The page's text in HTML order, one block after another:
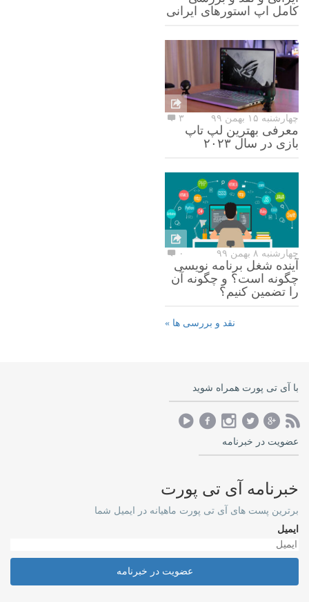
کامل اپ استورهای ایرانی
چهارشنبه ۱۵ بهمن ۹۹ ۳
معرفی بهترین لپ تاپ
بازی در سال ۲۰۲۳
چهارشنبه ۸ بهمن ۹۹ ۰
آینده شغل برنامه نویسی
چگونه است؟ و چگونه آن
را تضمین کنیم؟
نقد و بررسی ها »
با آی تی پورت همراه شوید
عضویت در خبرنامه
خبرنامه آی تی پورت
برترین پست های آی تی پورت ماهیانه در ایمیل شما
ایمیل
عضویت در خبرنامه